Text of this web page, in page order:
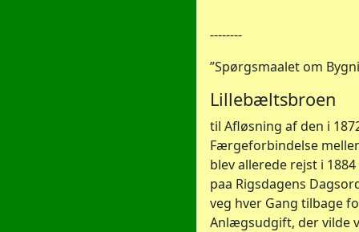
--------
”Spørgsmaalet om
Lillebæltsbroen
til Afløsning af den i
Færgeforbindelse
blev allerede rejst i
paa Rigsdagens
veg hver Gang tilbage
Anlægsudgift, der vilde